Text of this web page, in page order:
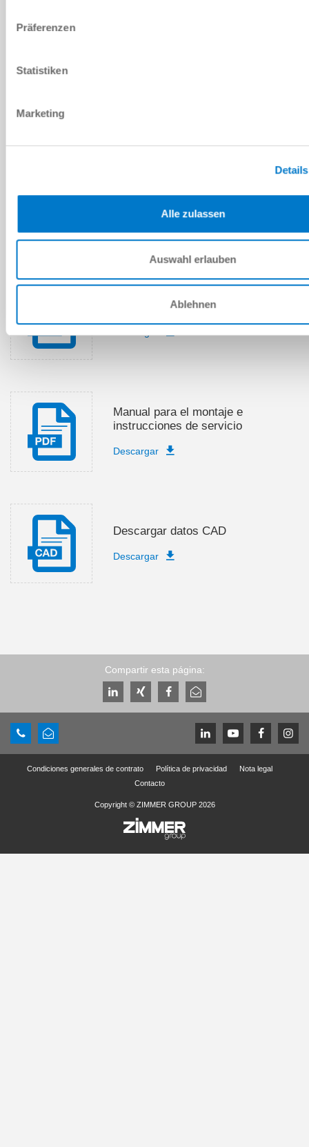
Präferenzen
Statistiken
Marketing
Alle zulassen
Auswahl erlauben
Ablehnen
Hoja de datos PDF
Descargar
Lista de piezas de recambio
Manual para el montaje e
instrucciones de servicio
Descargar
Descargar datos CAD
Descargar
Compartir esta página:
Condiciones generales de contrato Política de privacidad
Nota legal
Contacto
Copyright © ZIMMER GROUP 2026